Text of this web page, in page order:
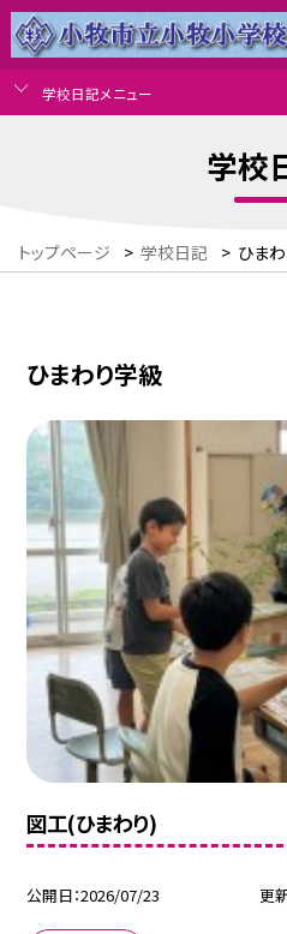
学校日記メニュー
学校
トップページ > 学校日記 > ひま
ひまわり学級
図工(ひまわり)
公開日 2026/07/23 更